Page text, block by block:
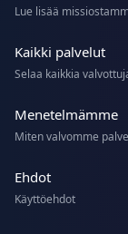
Lue lisää
Kaikki palvelut
Selaa kaikkia
Menetelmämme
Miten valvomme
Ehdot
Käyttöehdot